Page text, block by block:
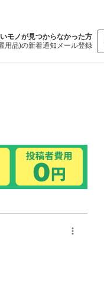
モノが見つからなかった方
用品)の新着通知メール登録